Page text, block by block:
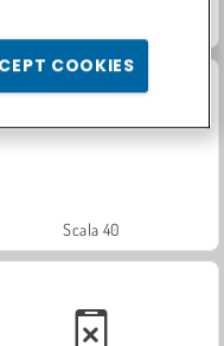
Scala 40
COOKIES